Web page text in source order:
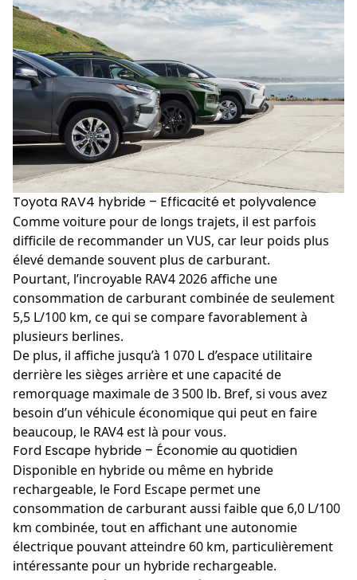
Toyota RAV4 hybride – Efficacité et polyvalence
Comme voiture pour de longs trajets, il est parfois
difficile de recommander un VUS, car leur poids plus
élevé demande souvent plus de carburant.
Pourtant, l’incroyable RAV4 2026 affiche une
consommation de carburant combinée de seulement
5,5 L/100 km, ce qui se compare favorablement à
plusieurs berlines.
De plus, il affiche jusqu’à 1 070 L d’espace utilitaire
derrière les sièges arrière et une capacité de
remorquage maximale de 3 500 lb. Bref, si vous avez
besoin d’un véhicule économique qui peut en faire
beaucoup, le RAV4est là pour vous.
Ford Escape hybride – Économie au quotidien
Disponible en hybride ou même en hybride
rechargeable, le Ford Escape permet une
consommation de carburant aussi faible que 6,0 L/100
km combinée, tout en affichant une autonomie
électrique pouvant atteindre 60 km, particulièrement
intéressante pour un hybride rechargeable.